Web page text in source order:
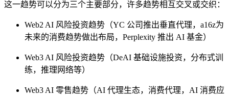
这一趋势可以分为三个主要部分，许多趋势相互交叉或交织：
Web2 AI 风险投资趋势（YC 公司推出垂直代理，a16z为
未来的消费趋势做出布局，Perplexity 推出 AI 基金）
Web3 AI 风险投资趋势（DeAI 基础设施投资，分布式训
练，推理网络等）
Web3 AI 零售趋势（AI 代理生态，消费代理，AI 消费应